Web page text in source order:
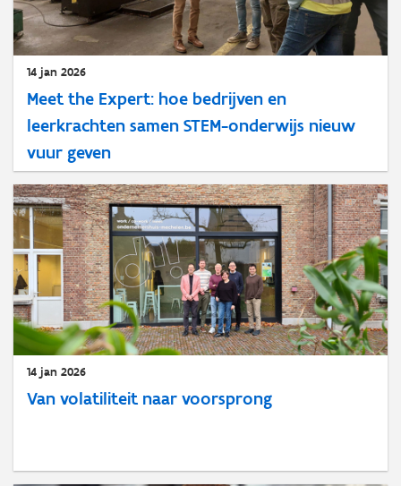
14 jan 2026
Meet the Expert: hoe bedrijven en
leerkrachten samen STEM-onderwijs nieuw
vuur geven
14 jan 2026
Van volatiliteit naar voorsprong